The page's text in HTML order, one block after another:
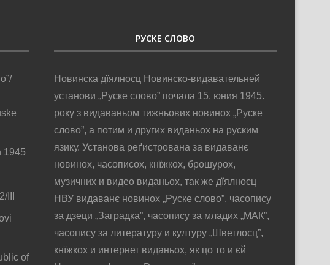
1945
of
РУСКЕ СЛОВО
Новинска дїялносц Новинско-видавательней
установи „Руске слово” почала 15. юния 1945.
року з видаваньом тижньових новинох „Руске
слово”, а потим и других виданьох на руским
язику. Установа реґистрована за видаванє
новинох, часописох, кнїжкох, брошурох,
музичних и видео виданьох, так же дїялносц
НВУ видаванє новинох „Руске слово”, часопису
за дзеци „Заградка”, часопису за младих „МАК”,
часопису за литературу и културу „Шветлосц”,
кнїжкох и интернет виданьох, як цо то и єй